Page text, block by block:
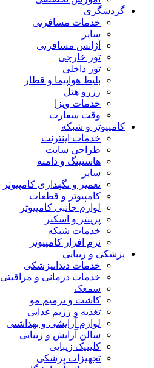
گردشگری
خدمات مسافرتی
سایر
آژانس مسافرتی
تور خارجی
تور داخلی
بلیط هواپیما و قطار
رزرو هتل
خدمات ویزا
وقت سفارت
کامپیوتر و شبکه
خدمات اینترنت
طراحی سایت
هاستینگ و دامنه
سایر
تعمیر و نگهداری کامپیوتر
کامپیوتر و قطعات
لوازم جانبی کامپیوتر
پرینتر و اسکنر
خدمات شبکه
نرم افزار کامپیوتر
پزشکی و زیبایی
خدمات دندانپزشکی
خدمات درمانی و مراقبتی
سمعک
کاشت و ترمیم مو
تغذیه و رژیم غذایی
لوازم آرایشی و بهداشتی
سالن آرایش و زیبایی
کلینیک زیبایی
تجهیزات پزشکی